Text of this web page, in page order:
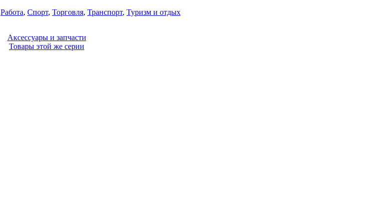
Работа, Спорт, Торговля, Транспорт, Туризм и отдых
Аксессуары и запчасти
Товары этой же серии